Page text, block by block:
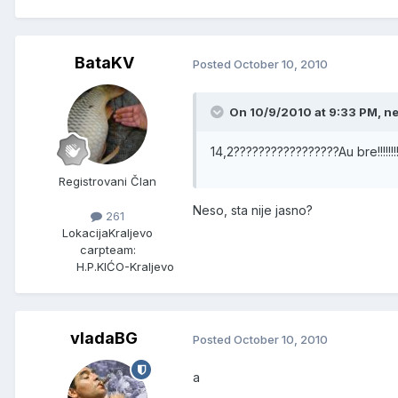
BataKV
Registrovani Član
261
LokacijaKraljevo
carpteam:
H.P.KIĆO-Kraljevo
Posted October 10, 2010
On 10/9/2010 at 9:33 PM,
14,2?????????????????Au
Neso, sta nije jasno?
vladaBG Posted October 10, 2010
a